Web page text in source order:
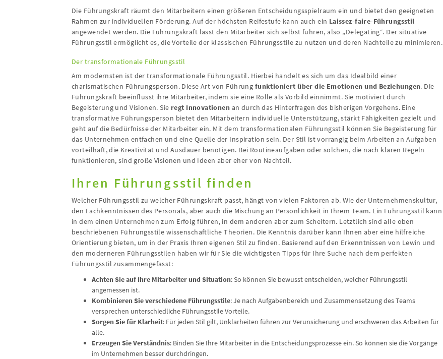
Die Führungskraft räumt den Mitarbeitern einen größeren Entscheidungsspielraum ein und bietet den geeigneten
Rahmen zur individuellen Förderung. Auf der höchsten Reifestufe kann auch ein Laissez-faire-Führungsstil
angewendet werden. Die Führungskraft lässt den Mitarbeiter sich selbst führen, also „Delegating“. Der situative
Führungsstil ermöglicht es, die Vorteile der klassischen Führungsstile zu nutzen und deren Nachteile zu minimieren.
Der transformationale Führungsstil
Am modernsten ist der transformationale Führungsstil. Hierbei handelt es sich um das Idealbild einer
charismatischen Führungsperson. Diese Art von Führung funktioniert über die Emotionen und Beziehungen. Die
Führungskraft beeinflusst ihre Mitarbeiter, indem sie eine Rolle als Vorbild einnimmt. Sie motiviert durch
Begeisterung und Visionen. Sie regt Innovationen an durch das Hinterfragen des bisherigen Vorgehens. Eine
transformative Führungsperson bietet den Mitarbeitern individuelle Unterstützung, stärkt Fähigkeiten gezielt und
geht auf die Bedürfnisse der Mitarbeiter ein. Mit dem transformationalen Führungsstil können Sie Begeisterung für
das Unternehmen entfachen und eine Quelle der Inspiration sein. Der Stil ist vorrangig beim Arbeiten an Aufgaben
vorteilhaft, die Kreativität und Ausdauer benötigen. Bei Routineaufgaben oder solchen, die nach klaren Regeln
funktionieren, sind große Visionen und Ideen aber eher von Nachteil.
Ihren Führungsstil finden
Welcher Führungsstil zu welcher Führungskraft passt, hängt von vielen Faktoren ab. Wie der Unternehmenskultur,
den Fachkenntnissen des Personals, aber auch die Mischung an Persönlichkeit in Ihrem Team. Ein Führungsstil kann
in dem einen Unternehmen zum Erfolg führen, in dem anderen aber zum Scheitern. Letztlich sind alle oben
beschriebenen Führungsstile wissenschaftliche Theorien. Die Kenntnis darüber kann Ihnen aber eine hilfreiche
Orientierung bieten, um in der Praxis Ihren eigenen Stil zu finden. Basierend auf den Erkenntnissen von Lewin und
den moderneren Führungsstilen haben wir für Sie die wichtigsten Tipps für Ihre Suche nach dem perfekten
Führungsstil zusammengefasst:
Achten Sie auf Ihre Mitarbeiter und Situation: So können Sie bewusst entscheiden, welcher Führungsstil
angemessen ist.
Kombinieren Sie verschiedene Führungsstile: Je nach Aufgabenbereich und Zusammensetzung des Teams
versprechen unterschiedliche Führungsstile Vorteile.
Sorgen Sie für Klarheit: Für jeden Stil gilt, Unklarheiten führen zur Verunsicherung und erschweren das Arbeiten für
alle.
Erzeugen Sie Verständnis: Binden Sie Ihre Mitarbeiter in die Entscheidungsprozesse ein. So können sie die Vorgänge
im Unternehmen besser durchdringen.